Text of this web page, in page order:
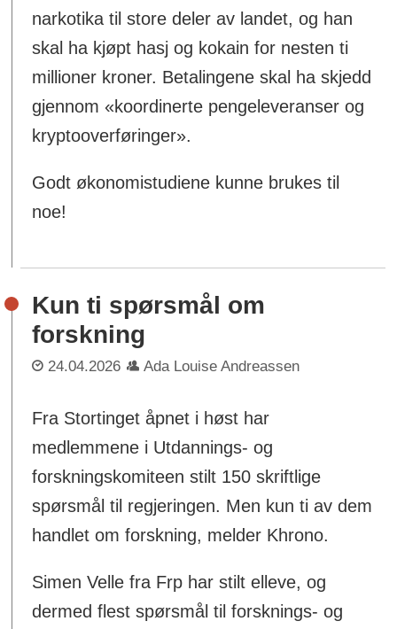
narkotika til store deler av landet, og han
skal ha kjøpt hasj og kokain for nesten ti
millioner kroner. Betalingene skal ha skjedd
gjennom «koordinerte pengeleveranser og
kryptooverføringer».
Godt økonomistudiene kunne brukes til
noe!
Kun ti spørsmål om
forskning
24.04.2026 Ada Louise Andreassen
Fra Stortinget åpnet i høst har
medlemmene i Utdannings- og
forskningskomiteen stilt 150 skriftlige
spørsmål til regjeringen. Men kun ti av dem
handlet om forskning, melder Khrono.
Simen Velle fra Frp har stilt elleve, og
dermed flest spørsmål til forsknings- og